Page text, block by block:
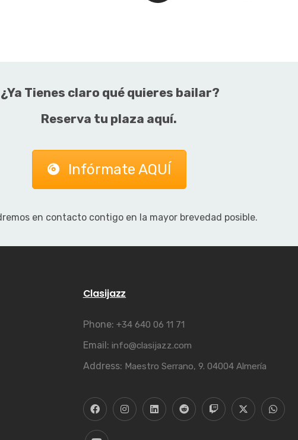
¿Ya Tienes claro qué quieres bailar?
Reserva tu plaza aquí.
Infórmate AQUÍ
en contacto contigo en la mayor brevedad posible.
Clasijazz
Phone: +34 640 06 11 71
Email: info@clasijazz.com
Address: Maestro Serrano, 9. 04004 Almería